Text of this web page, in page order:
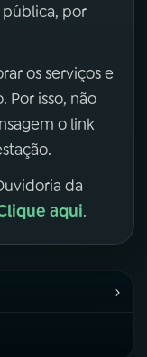
por
os serviços e
Por isso, não
o link
da
aqui.
›